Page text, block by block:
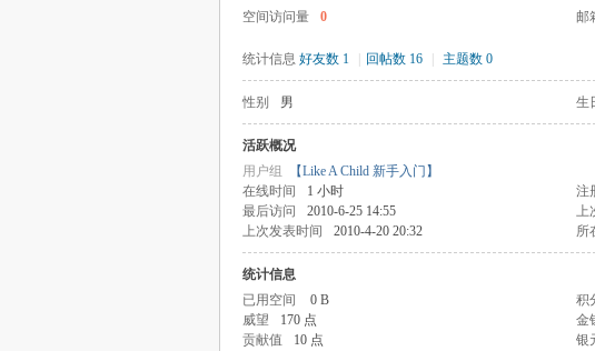
空间访问量
0 邮
统计信息 好友数 1 回帖数 16 主题数 0
性别 男 生
活跃概况
用户组
【Like A Child 新手入门】
在线时间
1 小时 注
最后访问
2010-6-25 14:55 上
上次发表时间
2010-4-20 20:32 所
统计信息
已用空间
0 B 积
威望
170 点 金
贡献值
10 点 银